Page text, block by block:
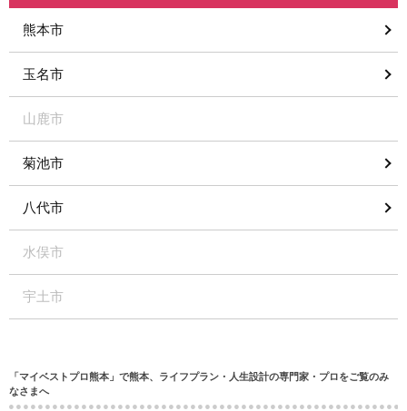
熊本市
玉名市
山鹿市
菊池市
八代市
水俣市
宇土市
「マイベストプロ熊本」で熊本、ライフプラン・人生設計の専門家・プロをご覧のみ
なさまへ